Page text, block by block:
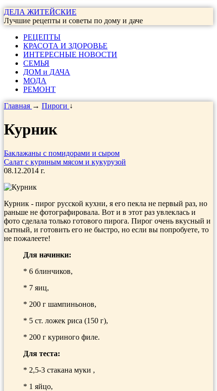
ДЕЛА ЖИТЕЙСКИЕ
Лучшие рецепты и советы по дому и даче
РЕЦЕПТЫ
КРАСОТА И ЗДОРОВЬЕ
ИНТЕРЕСНЫЕ НОВОСТИ
СЕМЬЯ
ДОМ и ДАЧА
МОДА
РЕМОНТ
Главная → Пироги ↓
Курник
Баклажаны с помидорами и сыром
Салат с куриным мясом и кукурузой
08.12.2014 г.
Курник - пирог русской кухни, я его пекла не первый раз, но
раньше не фотографировала. Вот и в этот раз увлеклась и
фото сделала только готового пирога. Пирог очень вкусный и
сытный, и готовить его не быстро, но если вы попробуете, то
не пожалеете!
Для начинки:
* 6 блинчиков,
* 7 яиц,
* 200 г шампиньонов,
* 5 ст. ложек риса (150 г),
* 200 г куриного филе.
Для теста:
* 2,5-3 стакана муки ,
* 1 яйцо,